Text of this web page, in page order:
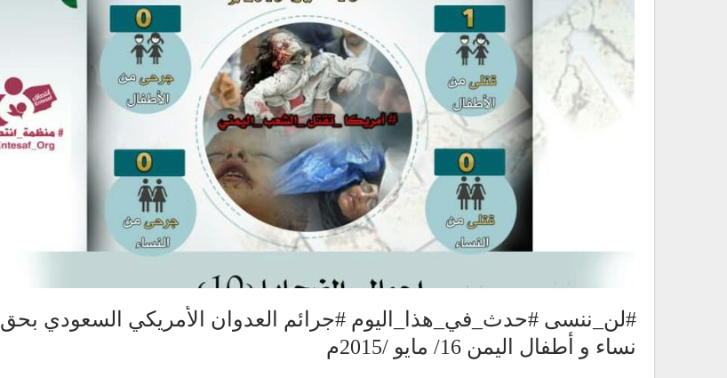
#لن_ننسى #حدث_في_هذا_اليوم #جرائم العدوان الأمريكي السعودي بحق
نساء و أطفال اليمن 16/ مايو /2015م